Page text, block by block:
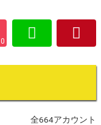
0
全664アカウント